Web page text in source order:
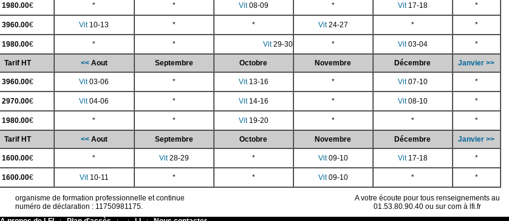
1980.00€ * * Vit08-09 * Vit17-18 *
3960.00€ Vit10-13 * * Vit24-27 * *
1980.00€ * * Vit29-30 * Vit03-04 *
Tarif HT << Aout Septembre Octobre Novembre Décembre Janvier >>
3960.00€ Vit03-06 * Vit13-16 * Vit07-10 *
2970.00€ Vit04-06 * Vit14-16 * Vit08-10 *
1980.00€ * * Vit19-20 * * *
Tarif HT << Aout Septembre Octobre Novembre Décembre Janvier >>
1600.00€ * Vit28-29 * Vit09-10 Vit17-18 *
1600.00€ Vit10-11 * * Vit09-10 *
*
organisme de formation professionnelle et continue
numéro de déclaration : 11750981175.
A votre écoute pour tous renseignements au
01.53.80.90.40 ou sur com à lfi.fr